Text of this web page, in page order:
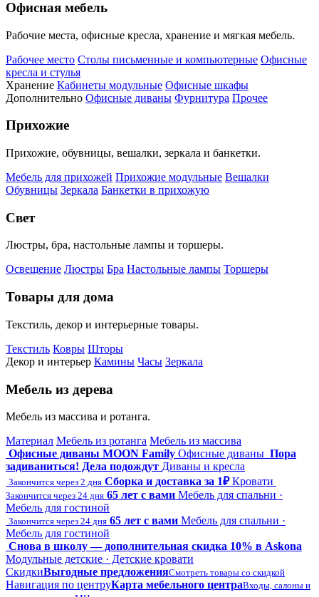
Офисная мебель
Рабочие места, офисные кресла, хранение и мягкая мебель.
Рабочее место Столы письменные и компьютерные Офисные
кресла и стулья
Хранение Кабинеты модульные Офисные шкафы
Дополнительно Офисные диваны Фурнитура Прочее
Прихожие
Прихожие, обувницы, вешалки, зеркала и банкетки.
Мебель для прихожей Прихожие модульные Вешалки
Обувницы Зеркала Банкетки в прихожую
Свет
Люстры, бра, настольные лампы и торшеры.
Освещение Люстры Бра Настольные лампы Торшеры
Товары для дома
Текстиль, декор и интерьерные товары.
Текстиль Ковры Шторы
Декор и интерьер Камины Часы Зеркала
Мебель из дерева
Мебель из массива и ротанга.
Материал Мебель из ротанга Мебель из массива
Офисные диваны MOON Family Офисные диваны Пора
задиваниться! Дела подождут Диваны и кресла
Закончится через 2 дня Сборка и доставка за 1₽ Кровати
Закончится через 24 дня 65 лет с вами Мебель для спальни ·
Мебель для гостиной
Закончится через 24 дня 65 лет с вами Мебель для спальни ·
Мебель для гостиной
Снова в школу — дополнительная скидка 10% в Askona
Модульные детские · Детские кровати
СкидкиВыгодные предложенияСмотреть товары со скидкой
Навигация по центруКарта мебельного центраВходы, салоны и